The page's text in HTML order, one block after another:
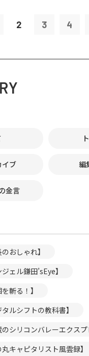
2 3 4
イブ 編
金言
おしゃれ】
ェル鎌田’sEye】
斬る！】
ルシフトの教科書】
シリコンバレーエクスプ
キャピタリスト風雲録】